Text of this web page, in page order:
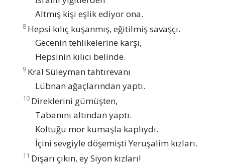
Altmış kişi eşlik ediyor ona.
8 Hepsi kılıç kuşanmış, eğitilmiş savaşçı.
Gecenin tehlikelerine karşı,
Hepsinin kılıcı belinde.
9 Kral Süleyman tahtırevanı
Lübnan ağaçlarından yaptı.
10 Direklerini gümüşten,
Tabanını altından yaptı.
Koltuğu mor kumaşla kaplıydı.
İçini sevgiyle döşemişti Yeruşalim kızları.
11 Dışarı çıkın, ey Siyon kızları!